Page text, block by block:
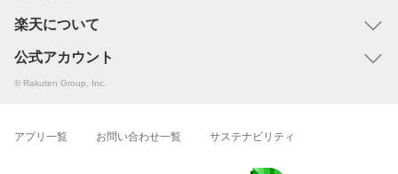
楽天について
公式アカウント
© Rakuten Group, Inc.
アプリ一覧 お問い合わせ一覧 サステナビリティ